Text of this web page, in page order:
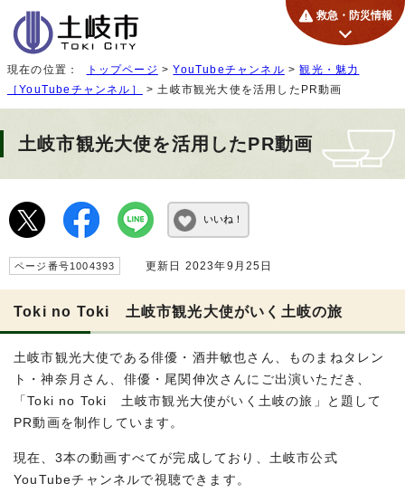
救急・防災情報
現在の位置： トップページ >YouTubeチャンネル >観光・魅力
［YouTubeチャンネル］
> 土岐市観光大使を活用したPR動画
土岐市観光大使を活用したPR動画
いいね！
ページ番号1004393 更新日 2023年9月25日
Toki no Toki 土岐市観光大使がいく土岐の旅
土岐市観光大使である俳優・酒井敏也さん、ものまねタレン
ト・神奈月さん、俳優・尾関伸次さんにご出演いただき、
「Toki no Toki 土岐市観光大使がいく土岐の旅」と題して
PR動画を制作しています。
現在、3本の動画すべてが完成しており、土岐市公式
YouTubeチャンネルで視聴できます。